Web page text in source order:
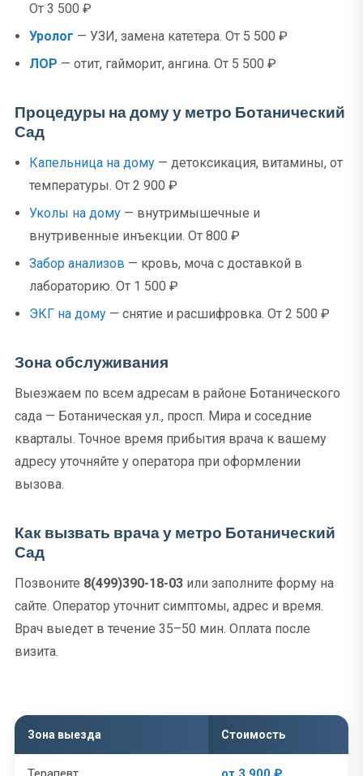
От 3 500 ₽
Уролог — УЗИ, замена катетера. От 5 500 ₽
ЛОР — отит, гайморит, ангина. От 5 500 ₽
Процедуры на дому у метро Ботанический
Сад
Капельница на дому — детоксикация, витамины, от
температуры. От 2 900 ₽
Уколы на дому — внутримышечные и
внутривенные инъекции. От 800 ₽
Забор анализов — кровь, моча с доставкой в
лабораторию. От 1 500 ₽
ЭКГ на дому — снятие и расшифровка. От 2 500 ₽
Зона обслуживания
Выезжаем по всем адресам в районе Ботанического
сада — Ботаническая ул., просп. Мира и соседние
кварталы. Точное время прибытия врача к вашему
адресу уточняйте у оператора при оформлении
вызова.
Как вызвать врача у метро Ботанический
Сад
Позвоните 8(499)390-18-03 или заполните форму на
сайте. Оператор уточнит симптомы, адрес и время.
Врач выедет в течение 35–50 мин. Оплата после
визита.
Зона выезда Стоимость